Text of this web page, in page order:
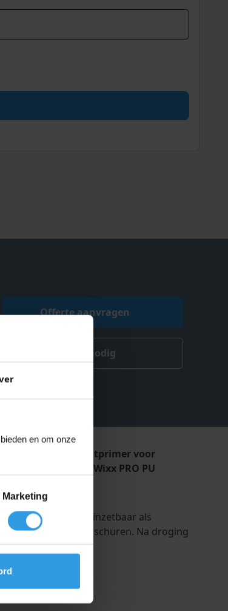
en om onze
Marketing
Offerte aanvragen
Advies nodig
hechtprimer voor
aangebracht. Wixx PRO PU
pvc). Daarnaast inzetbaar als
en grondig mat schuren. Na droging